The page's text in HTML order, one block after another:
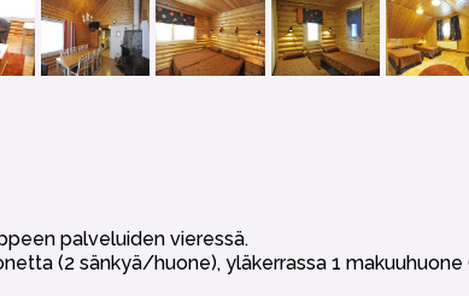
palveluiden vieressä.
(2 sänkyä/huone), yläkerrassa 1